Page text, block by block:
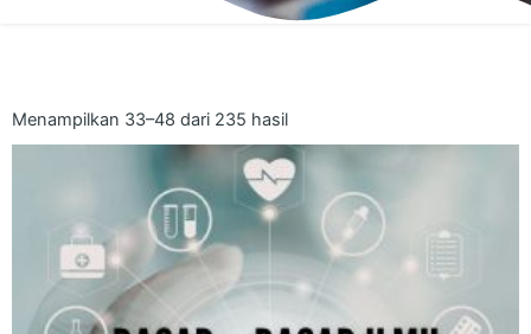
Menampilkan 33–48 dari 235 hasil